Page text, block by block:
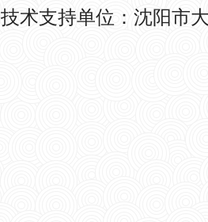
技术支持单位：沈阳市